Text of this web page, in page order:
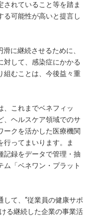
されていること等を踏ま
る可能性が高いと提言し
に継続させるために、
対して、感染症にかかる
組むことは、今後益々重
、これまでベネフィッ
、ヘルスケア領域でのサ
ークを活かした医療機関
行ってまいります。ま
記録をデータで管理・抽
ム「ベネワン・プラット
て、“従業員の健康サポ
る継続した企業の事業活